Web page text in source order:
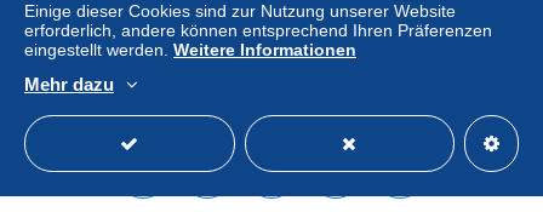
Lasten des Käufers.
Alle Angaben zu Fristen bezüglich der
Rücksendung von Artikeln und der Rückerstattung
des Kaufbetrags finden Sie in der
Einige dieser Cookies sind zur Nutzung unserer Website
erforderlich, andere können entsprechend Ihren Präferenzen
eingestellt werden. Weitere Informationen
Mehr dazu